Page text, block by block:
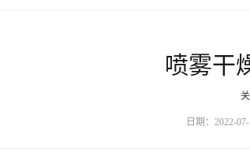
喷雾干
日期：2022-